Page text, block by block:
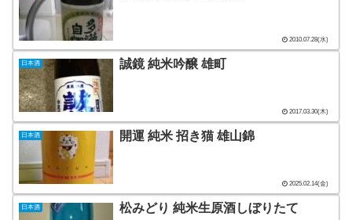
2010.07.28(水)
日本酒 誠鏡 純米吟醸 雄町
2017.03.30(木)
日本酒 開運 純米 招き猫 雄山錦
2025.02.14(金)
日本酒 松みどり 純米生原酒しぼりたて